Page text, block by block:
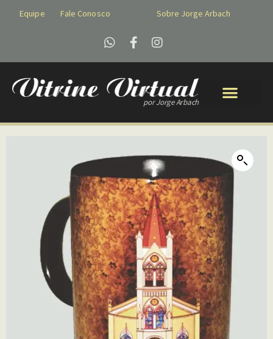
Equipe Fale Conosco Sobre Jorge Arbach
por Jorge Arbach